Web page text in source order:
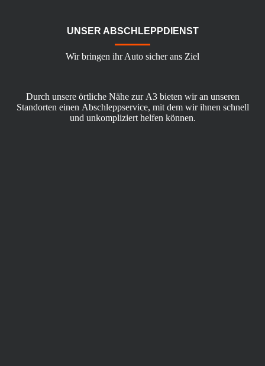
UNSER ABSCHLEPPDIENST
Wir bringen ihr Auto sicher ans Ziel
Durch unsere örtliche Nähe zur A3 bieten wir an unseren
Standorten einen Abschleppservice, mit dem wir ihnen schnell
und unkompliziert helfen können.